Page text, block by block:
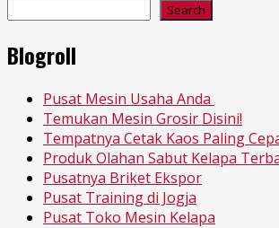
Search
Blogroll
Pusat Mesin Usaha Anda
Temukan Mesin Grosir Disini!
Tempatnya Cetak Kaos Paling
Produk Olahan Sabut Kelapa
Pusatnya Briket Ekspor
Pusat Training di Jogja
Pusat Toko Mesin Kelapa